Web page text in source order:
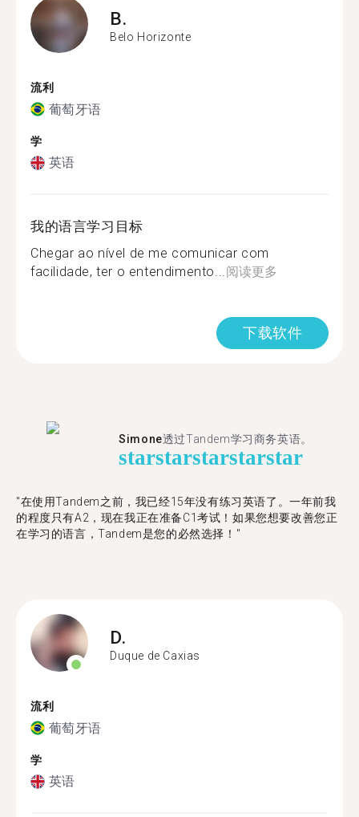
B.
Belo Horizonte
流利
葡萄牙语
学
英语
我的语言学习目标
Chegar ao nível de me comunicar com
facilidade, ter o entendimento...阅读更多
下载软件
Simone透过Tandem学习商务英语。
starstarstarstarstar
"在使用Tandem之前，我已经15年没有练习英语了。一年前我
的程度只有A2，现在我正在准备C1考试！如果您想要改善您正
在学习的语言，Tandem是您的必然选择！"
D.
Duque de Caxias
流利
葡萄牙语
学
英语